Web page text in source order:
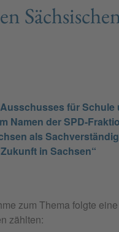
für Schule
Namen der SPD-
als
in Sachsen“
zum Thema folgte
zählten: